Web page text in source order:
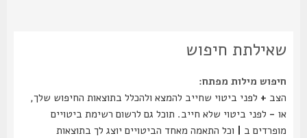
שאילתת חיפוש
חיפוש מילות מפתח:
+לפני ביטוי שחייב להמצא ולהכלל בתוצאות החיפוש שלך,
לפני ביטוי שלא חייב. תוכל גם לרשום רשימת ביטויים
מופרדים ב|וכל התאמה מאחד הביטויים יוצג לך בתוצאות